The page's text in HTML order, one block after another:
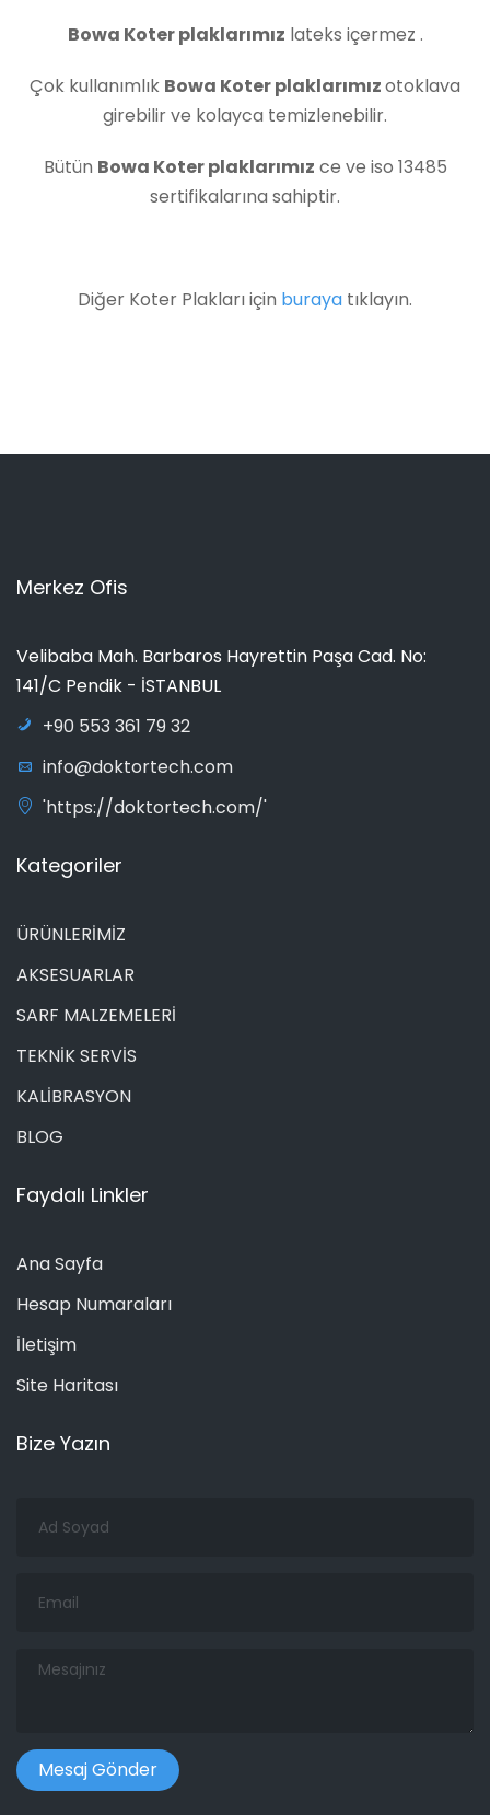
Bowa Koter plaklarımız lateks içermez .
Çok kullanımlık Bowa Koter plaklarımızotoklava
girebilir ve kolayca temizlenebilir.
Bütün Bowa Koter plaklarımız ce ve iso 13485
sertifikalarına sahiptir.
Diğer Koter Plakları için buraya tıklayın.
Merkez Ofis
Velibaba Mah. Barbaros Hayrettin Paşa Cad. No:
141/C Pendik - İSTANBUL
+90 553 361 79 32
info@doktortech.com
'https://doktortech.com/'
Kategoriler
ÜRÜNLERİMİZ
AKSESUARLAR
SARF MALZEMELERİ
TEKNİK SERVİS
KALİBRASYON
BLOG
Faydalı Linkler
Ana Sayfa
Hesap Numaraları
İletişim
Site Haritası
Bize Yazın
Soyad
Mesajınız